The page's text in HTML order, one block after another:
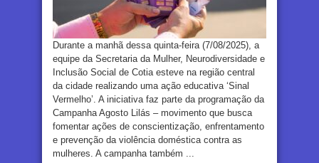
Durante a manhã dessa quinta-feira (7/08/2025), a
equipe da Secretaria da Mulher, Neurodiversidade e
Inclusão Social de Cotia esteve na região central
da cidade realizando uma ação educativa ‘Sinal
Vermelho’. A iniciativa faz parte da programação da
Campanha Agosto Lilás – movimento que busca
fomentar ações de conscientização, enfrentamento
e prevenção da violência doméstica contra as
mulheres. A campanha também ...